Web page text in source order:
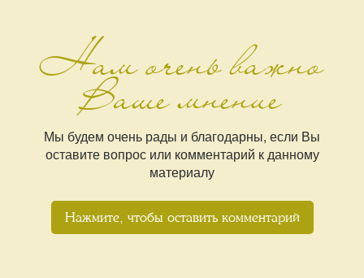
Нам очень важно
Ваше мнение
Мы будем очень рады и благодарны, если Вы
оставите вопрос или комментарий к данному
материалу
Нажмите, чтобы оставить комментарий